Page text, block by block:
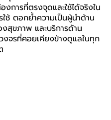
งการที่ตรงจุดและใช้ได้จริงใน
ช้ ตอกย้ำความเป็นผู้นำด้าน
สุขภาพ และบริการด้าน
จรที่คอยเคียงข้างดูแลในทุก